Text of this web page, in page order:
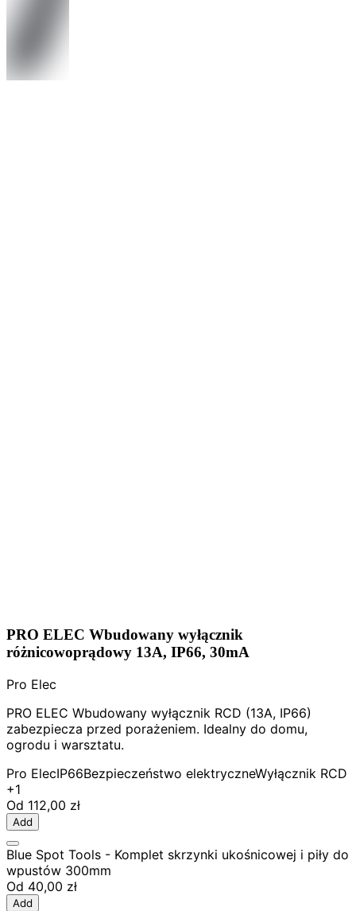
PRO ELEC Wbudowany wyłącznik
różnicowoprądowy 13A, IP66, 30mA
Pro Elec
PRO ELEC Wbudowany wyłącznik RCD (13A, IP66)
zabezpiecza przed porażeniem. Idealny do domu,
ogrodu i warsztatu.
Pro ElecIP66Bezpieczeństwo elektryczneWyłącznik RCD
+1
Od 112,00 zł
Add
Blue Spot Tools - Komplet skrzynki ukośnicowej i piły do
wpustów 300mm
Od 40,00 zł
Add